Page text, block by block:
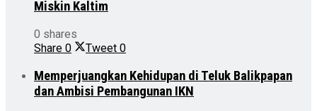
Miskin Kaltim
0 shares
Share 0 Tweet 0
Memperjuangkan Kehidupan di Teluk Balikpapan
dan Ambisi Pembangunan IKN